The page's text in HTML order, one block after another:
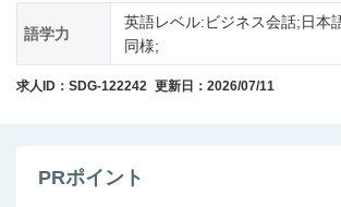
語学力
英語レベル:ビジネス会話;日本
同様;
求人ID：SDG-122242 更新日：2026/07/11
PRポイント